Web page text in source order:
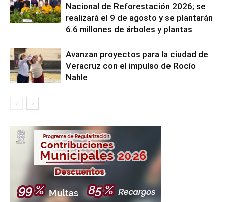
Nacional de Reforestación 2026; se
realizará el 9 de agosto y se plantarán
6.6 millones de árboles y plantas
Avanzan proyectos para la ciudad de
Veracruz con el impulso de Rocío
Nahle